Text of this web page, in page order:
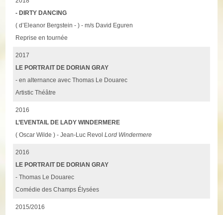
- DIRTY DANCING
( d’Eleanor Bergstein - ) - m/s David Eguren
Reprise en tournée
2017
LE PORTRAIT DE DORIAN GRAY
- en alternance avec Thomas Le Douarec
Artistic Théâtre
2016
L’EVENTAIL DE LADY WINDERMERE
( Oscar Wilde ) - Jean-Luc RevolLord Windermere
2016
LE PORTRAIT DE DORIAN GRAY
- Thomas Le Douarec
Comédie des Champs Élysées
2015/2016